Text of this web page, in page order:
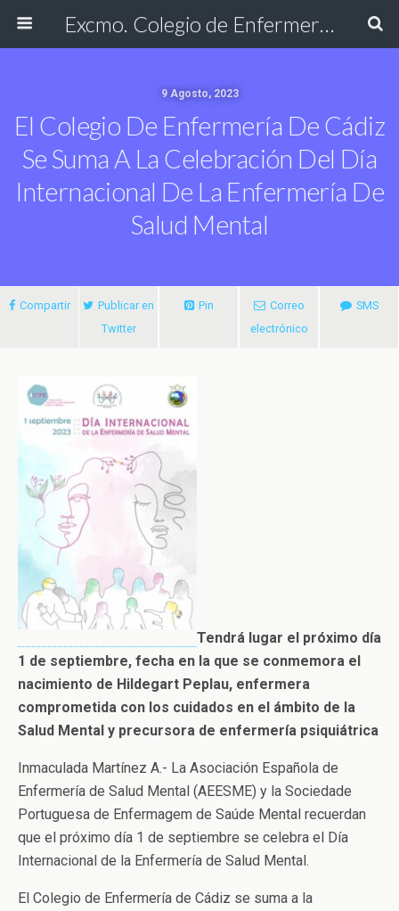
Excmo. Colegio de Enfermería de Cádiz
9 Agosto, 2023
El Colegio De Enfermería De Cádiz
Se Suma A La Celebración Del Día
Internacional De La Enfermería De
Salud Mental
Compartir
Publicar en
Twitter
Pin
Correo
electrónico
SMS
Tendrá lugar el próximo día
1 de septiembre, fecha en la que se conmemora el
nacimiento de Hildegart Peplau, enfermera
comprometida con los cuidados en el ámbito de la
Salud Mental y precursora de enfermería psiquiátrica
Inmaculada Martínez A.- La Asociación Española de
Enfermería de Salud Mental (AEESME) y la Sociedade
Portuguesa de Enfermagem de Saúde Mental recuerdan
que el próximo día 1 de septiembre se celebra el Día
Internacional de la Enfermería de Salud Mental.
El Colegio de Enfermería de Cádiz se suma a la